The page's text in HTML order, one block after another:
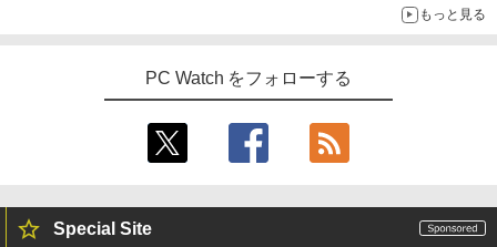
もっと見る
PC Watch をフォローする
Special Site